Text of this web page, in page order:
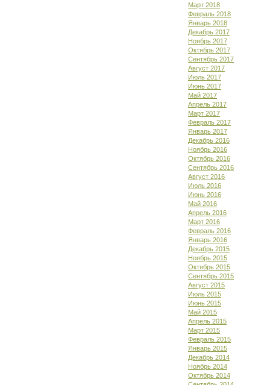
Март 2018
Февраль 2018
Январь 2018
Декабрь 2017
Ноябрь 2017
Октябрь 2017
Сентябрь 2017
Август 2017
Июль 2017
Июнь 2017
Май 2017
Апрель 2017
Март 2017
Февраль 2017
Январь 2017
Декабрь 2016
Ноябрь 2016
Октябрь 2016
Сентябрь 2016
Август 2016
Июль 2016
Июнь 2016
Май 2016
Апрель 2016
Март 2016
Февраль 2016
Январь 2016
Декабрь 2015
Ноябрь 2015
Октябрь 2015
Сентябрь 2015
Август 2015
Июль 2015
Июнь 2015
Май 2015
Апрель 2015
Март 2015
Февраль 2015
Январь 2015
Декабрь 2014
Ноябрь 2014
Октябрь 2014